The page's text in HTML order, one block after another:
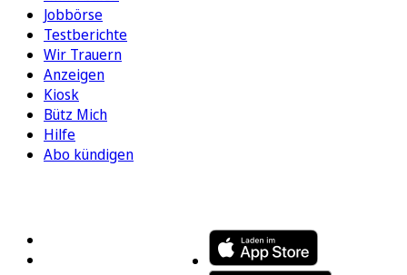
Jobbörse
Testberichte
Wir Trauern
Anzeigen
Kiosk
Bütz Mich
Hilfe
Abo kündigen